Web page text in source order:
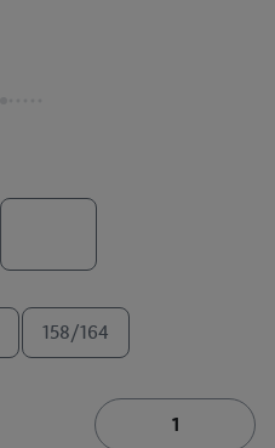
158/164